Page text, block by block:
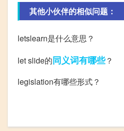
其他小伙伴的相似问题：
letslearn是什么意思？
let slide的同义词有哪些？
legislation有哪些形式？